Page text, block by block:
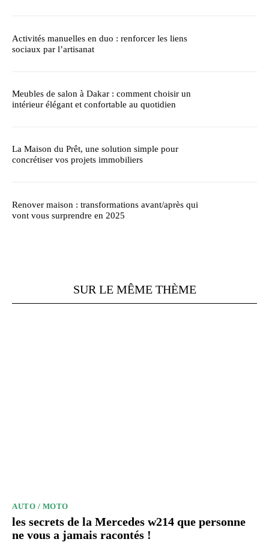
Activités manuelles en duo : renforcer les liens
sociaux par l’artisanat
Meubles de salon à Dakar : comment choisir un
intérieur élégant et confortable au quotidien
La Maison du Prêt, une solution simple pour
concrétiser vos projets immobiliers
Renover maison : transformations avant/après qui
vont vous surprendre en 2025
SUR LE MÊME THÈME
AUTO / MOTO
les secrets de la Mercedes w214 que personne
ne vous a jamais racontés !